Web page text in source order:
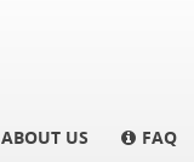
ABOUT US FAQ